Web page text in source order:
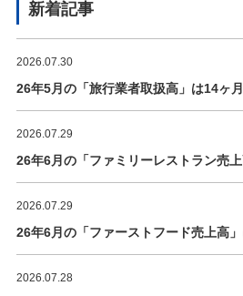
新着記事
2026.07.30
26年5月の「旅行業者取扱高」は14ヶ
2026.07.29
26年6月の「ファミリーレストラン売
2026.07.29
26年6月の「ファーストフード売上高
2026.07.28